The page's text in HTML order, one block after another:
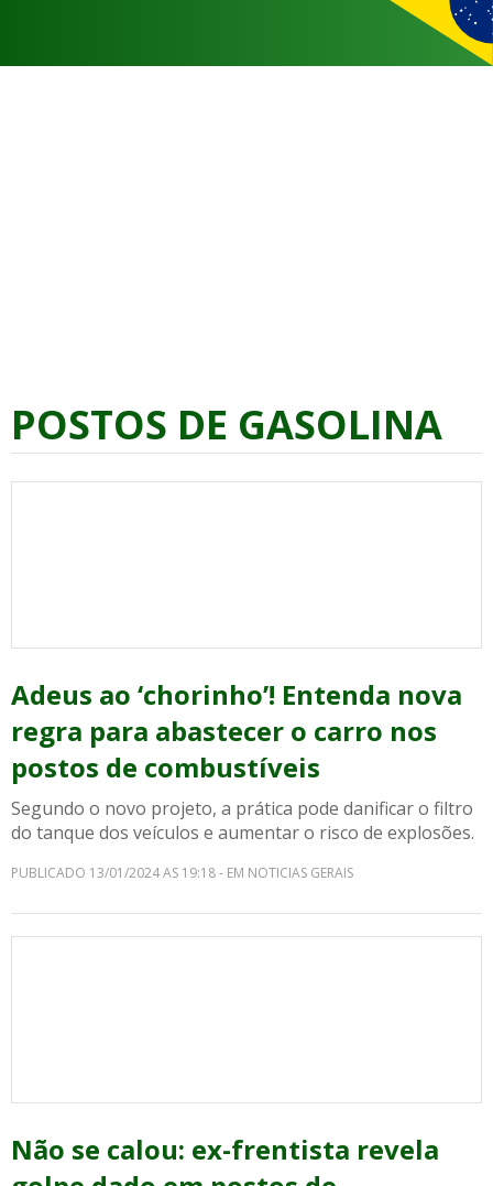
POSTOS DE GASOLINA
Adeus ao ‘chorinho’! Entenda nova
regra para abastecer o carro nos
postos de combustíveis
Segundo o novo projeto, a prática pode danificar o filtro
do tanque dos veículos e aumentar o risco de explosões.
PUBLICADO 13/01/2024 AS 19:18 - EM NOTICIAS GERAIS
Não se calou: ex-frentista revela